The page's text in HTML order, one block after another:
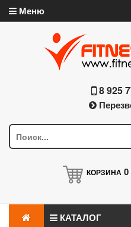
Меню
8 925
КОРЗИНА 0
КАТАЛОГ